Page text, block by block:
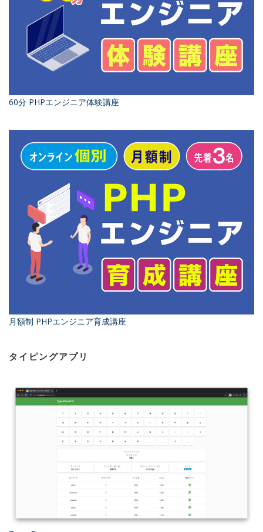
60分 PHPエンジニア体験講座
月額制 PHPエンジニア育成講座
タイピングアプリ